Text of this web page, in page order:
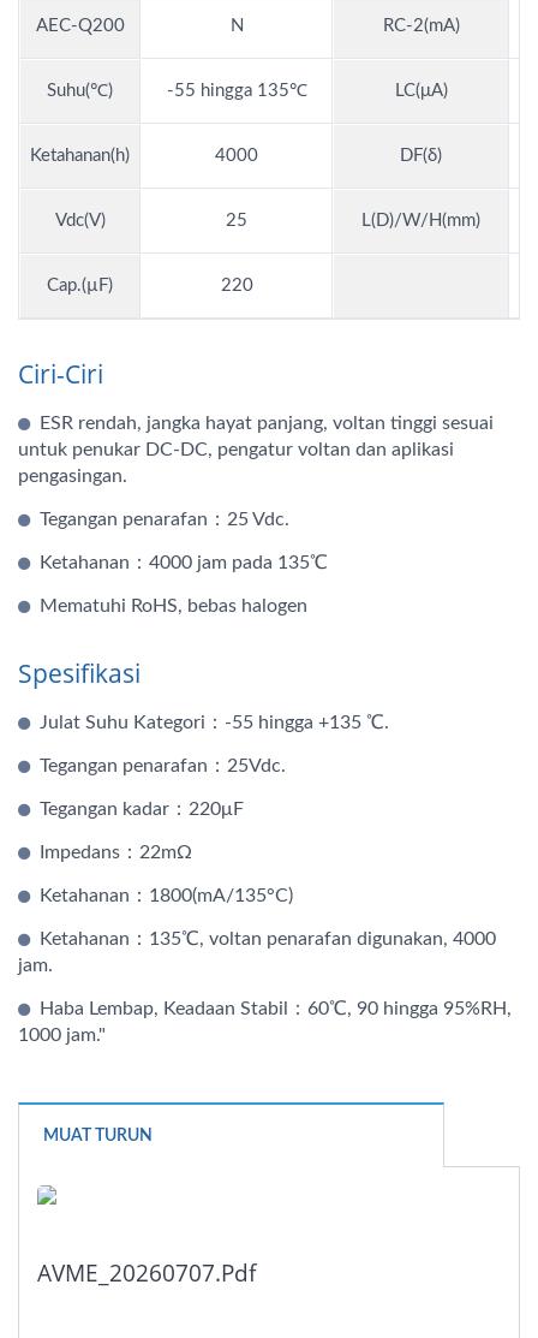
AEC-Q200 N RC-2(mA)
Suhu(℃) -55 hingga 135℃ LC(μA)
Ketahanan(h) 4000 DF(δ)
Vdc(V) 25 L(D)/W/H(mm)
Cap.(µF) 220
Ciri-Ciri
ESR rendah, jangka hayat panjang, voltan tinggi sesuai
untuk penukar DC-DC, pengatur voltan dan aplikasi
pengasingan.
Tegangan penarafan：25 Vdc.
Ketahanan：4000 jam pada 135℃
Mematuhi RoHS, bebas halogen
Spesifikasi
Julat Suhu Kategori：-55 hingga +135 ℃.
Tegangan penarafan：25Vdc.
Tegangan kadar：220μF
Impedans：22mΩ
Ketahanan：1800(mA/135°C)
Ketahanan：135℃, voltan penarafan digunakan, 4000
jam.
Haba Lembap, Keadaan Stabil：60℃, 90 hingga 95%RH,
1000 jam."
MUAT TURUN
AVME_20260707.pdf